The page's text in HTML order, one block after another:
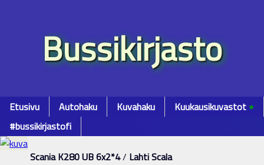
Bussikirjasto
Etusivu Autohaku Kuvahaku Kuukausikuvastot٭
#bussikirjastofi
Scania K280 UB 6x2*4/ Lahti Scala